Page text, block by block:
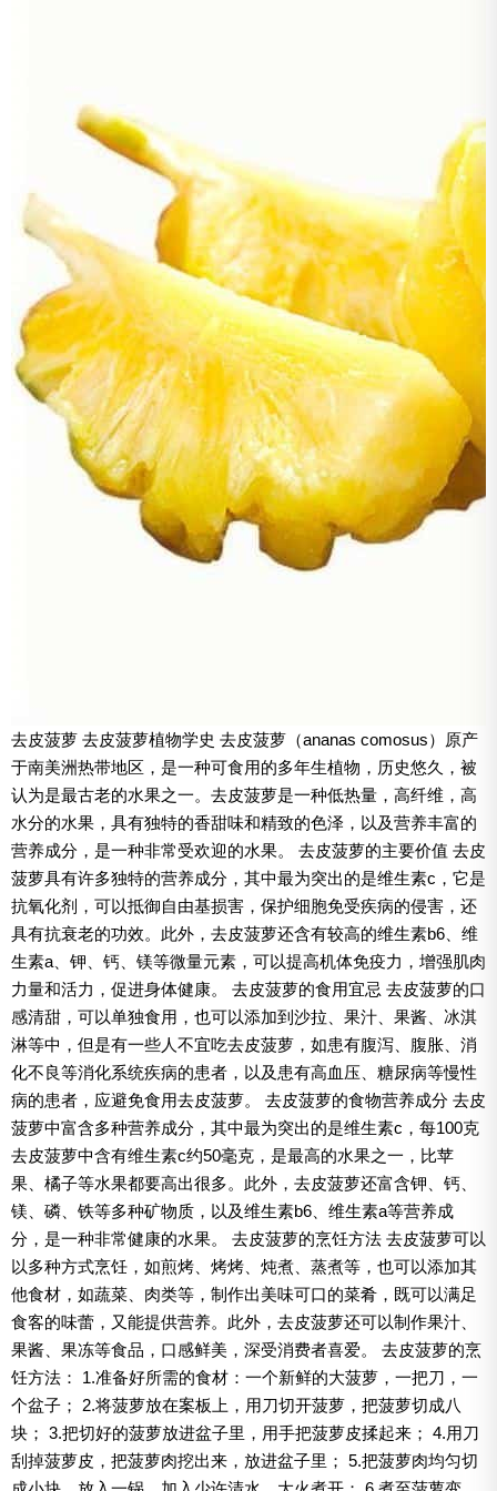
去皮菠萝 去皮菠萝植物学史 去皮菠萝（ananas comosus）原产
于南美洲热带地区，是一种可食用的多年生植物，历史悠久，被
认为是最古老的水果之一。去皮菠萝是一种低热量，高纤维，高
水分的水果，具有独特的香甜味和精致的色泽，以及营养丰富的
营养成分，是一种非常受欢迎的水果。 去皮菠萝的主要价值 去皮
菠萝具有许多独特的营养成分，其中最为突出的是维生素c，它是
抗氧化剂，可以抵御自由基损害，保护细胞免受疾病的侵害，还
具有抗衰老的功效。此外，去皮菠萝还含有较高的维生素b6、维
生素a、钾、钙、镁等微量元素，可以提高机体免疫力，增强肌肉
力量和活力，促进身体健康。 去皮菠萝的食用宜忌 去皮菠萝的口
感清甜，可以单独食用，也可以添加到沙拉、果汁、果酱、冰淇
淋等中，但是有一些人不宜吃去皮菠萝，如患有腹泻、腹胀、消
化不良等消化系统疾病的患者，以及患有高血压、糖尿病等慢性
病的患者，应避免食用去皮菠萝。 去皮菠萝的食物营养成分 去皮
菠萝中富含多种营养成分，其中最为突出的是维生素c，每100克
去皮菠萝中含有维生素c约50毫克，是最高的水果之一，比苹
果、橘子等水果都要高出很多。此外，去皮菠萝还富含钾、钙、
镁、磷、铁等多种矿物质，以及维生素b6、维生素a等营养成
分，是一种非常健康的水果。 去皮菠萝的烹饪方法 去皮菠萝可以
以多种方式烹饪，如煎烤、烤烤、炖煮、蒸煮等，也可以添加其
他食材，如蔬菜、肉类等，制作出美味可口的菜肴，既可以满足
食客的味蕾，又能提供营养。此外，去皮菠萝还可以制作果汁、
果酱、果冻等食品，口感鲜美，深受消费者喜爱。 去皮菠萝的烹
饪方法： 1.准备好所需的食材：一个新鲜的大菠萝，一把刀，一
个盆子； 2.将菠萝放在案板上，用刀切开菠萝，把菠萝切成八
块； 3.把切好的菠萝放进盆子里，用手把菠萝皮揉起来； 4.用刀
刮掉菠萝皮，把菠萝肉挖出来，放进盆子里； 5.把菠萝肉均匀切